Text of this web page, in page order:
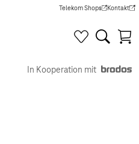
Telekom Shops
(Wird in einem neuen Tab
Kontakt
(Wird in
In Kooperation mit